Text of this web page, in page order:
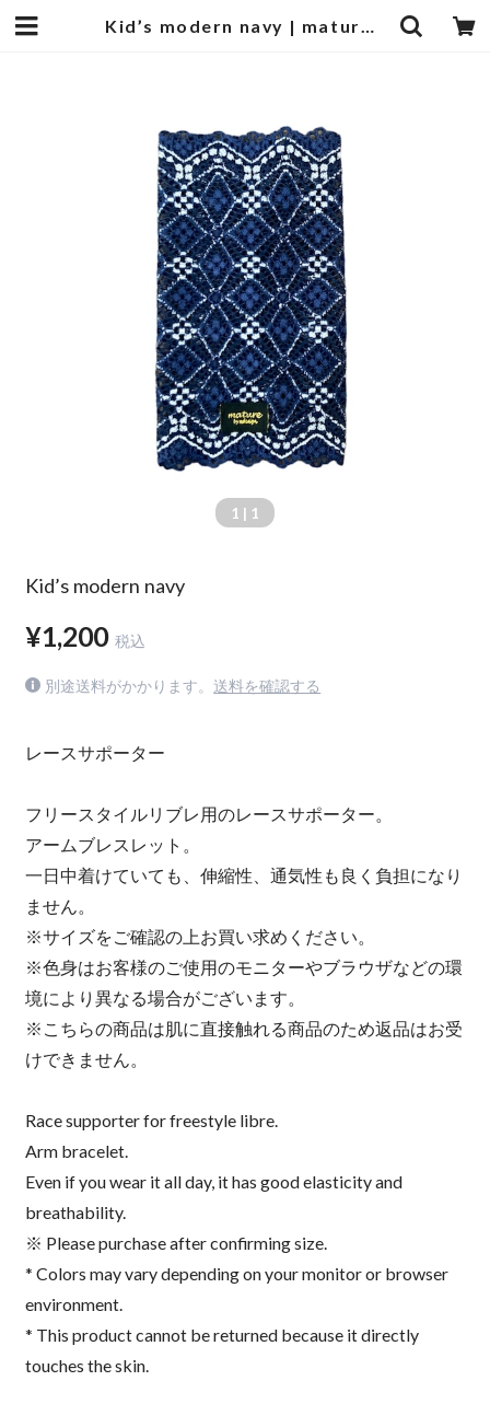
Kid’s modern navy | mature by ndesign
1 | 1
Kid’s modern navy
¥1,200 税込
別途送料がかかります。 送料を確認する
レースサポーター
フリースタイルリブレ用のレースサポーター。
アームブレスレット。
一日中着けていても、伸縮性、通気性も良く負担になり
ません。
※サイズをご確認の上お買い求めください。
※色身はお客様のご使用のモニターやブラウザなどの環
境により異なる場合がございます。
※こちらの商品は肌に直接触れる商品のため返品はお受
けできません。
Race supporter for freestyle libre.
Arm bracelet.
Even if you wear it all day, it has good elasticity and
breathability.
※ Please purchase after confirming size.
* Colors may vary depending on your monitor or browser
environment.
* This product cannot be returned because it directly
touches the skin.